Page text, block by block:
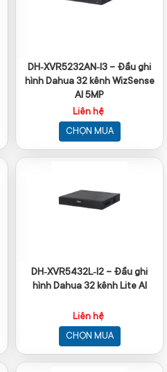
DH‑XVR5232AN‑I3 – Đầu ghi
hình Dahua 32 kênh WizSense
AI 5MP
Liên hệ
CHỌN MUA
DH‑XVR5432L‑I2 – Đầu ghi
hình Dahua 32 kênh Lite AI
Liên hệ
CHỌN MUA